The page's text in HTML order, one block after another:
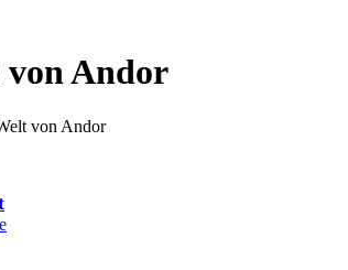
von Andor
von Andor